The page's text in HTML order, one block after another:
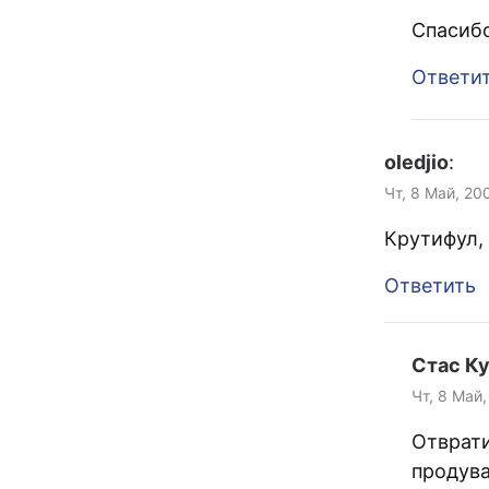
oledjio:
Чт, 8 Май,
Ответить
Стас
Чт, 8 Май,